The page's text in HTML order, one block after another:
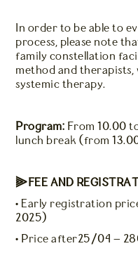
In order to be able to
process, please note
family constellation
method and
systemic therapy.
Program: From 10.00
lunch break (from
⫸FEE AND
• Early registration
2025)
• Price after25/04 –